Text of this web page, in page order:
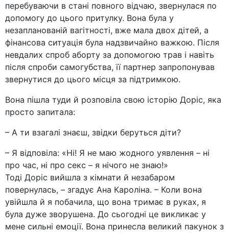
перебуваючи в стані повного відчаю, звернулася по
допомогу до цього притулку. Вона була у
незапланованій вагітності, вже мала двох дітей, а
фінансова ситуація була надзвичайно важкою. Після
невдалих спроб аборту за допомогою трав і навіть
після спроби самогубства, її партнер запропонував
звернутися до цього місця за підтримкою.
Вона пішла туди й розповіла свою історію Доріс, яка
просто запитала:
– А ти взагалі знаєш, звідки беруться діти?
– Я відповіла: «Ні! Я не маю жодного уявлення – ні
про час, ні про секс – я нічого не знаю!»
Тоді Доріс вийшла з кімнати й незабаром
повернулась, – згадує Ана Кароліна. – Коли вона
увійшла й я побачила, що вона тримає в руках, я
була дуже зворушена. До сьогодні це викликає у
мене сильні емоції. Вона принесла великий пакунок з